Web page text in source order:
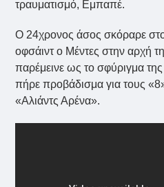
τραυματισμό, Εμπαπέ.
Ο 24χρονος άσος σκόραρε
οφσάιντ ο Μέντες στην αρχή
παρέμεινε ως το σφύριγμα
πήρε προβάδισμα για τους
«Αλιάντς Αρένα».